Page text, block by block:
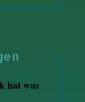
hat was